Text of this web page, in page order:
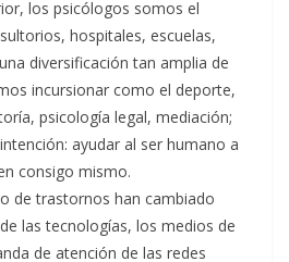
los psicólogos somos el
hospitales, escuelas,
diversificación tan amplia de
incursionar como el deporte,
psicología legal, mediación;
ayudar al ser humano a
consigo mismo.
de trastornos han cambiado
las tecnologías, los medios de
de atención de las redes